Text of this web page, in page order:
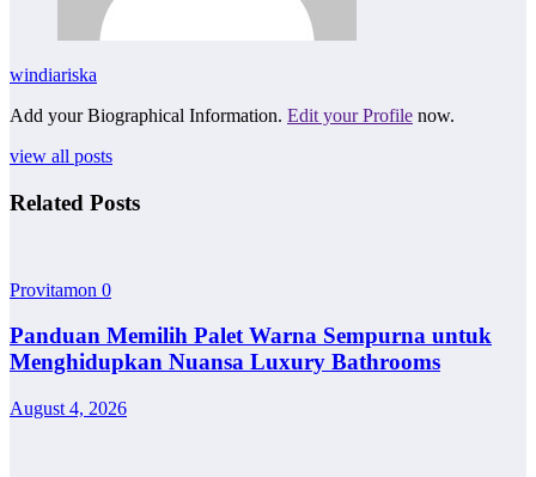
windiariska
Add your Biographical Information. Edit your Profile now.
view all posts
Related Posts
Provitamon 0
Panduan Memilih Palet Warna Sempurna untuk
Menghidupkan Nuansa Luxury Bathrooms
August 4, 2026